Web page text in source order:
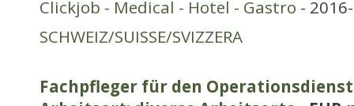
Clickjob - Medical - Hotel - Gastro -
SCHWEIZ/SUISSE/SVIZZERA
Fachpfleger für den